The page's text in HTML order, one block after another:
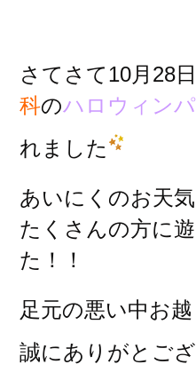
さてさて10月28日
科のハロウィン
れました
あいにくのお天
たくさんの方に
た！！
足元の悪い中お
誠にありがとご